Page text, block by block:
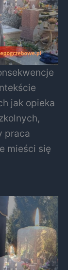
jak opieka
praca
mieści się